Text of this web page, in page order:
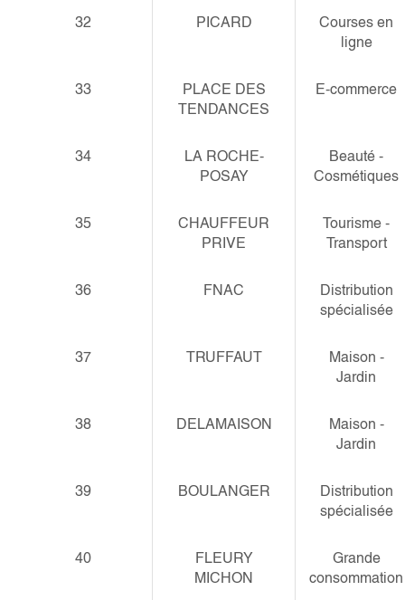
32 PICARD
Courses en
ligne
33
PLACE DES
TENDANCES
E-commerce
34
LA ROCHE-
POSAY
Beauté -
Cosmétiques
35
CHAUFFEUR
PRIVE
Tourisme -
Transport
36 FNAC
Distribution
spécialisée
37 TRUFFAUT
Maison -
Jardin
38 DELAMAISON
Maison -
Jardin
39 BOULANGER
Distribution
spécialisée
40
FLEURY
MICHON
Grande
consommation